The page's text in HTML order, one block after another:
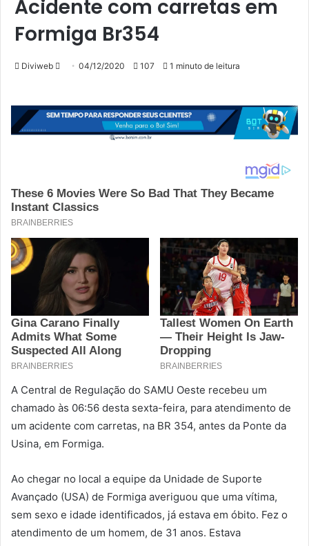
Acidente com carretas em
Formiga Br354
Diviweb
Mande
mail
04/12/2020 107 1 minuto de leitura
A Central de Regulação do SAMU Oeste recebeu um
chamado às 06:56 desta sexta-feira, para atendimento de
um acidente com carretas, na BR 354, antes da Ponte da
Usina, em Formiga.
Ao chegar no local a equipe da Unidade de Suporte
Avançado (USA) de Formiga averiguou que uma vítima,
sem sexo e idade identificados, já estava em óbito. Fez o
atendimento de um homem, de 31 anos. Estava